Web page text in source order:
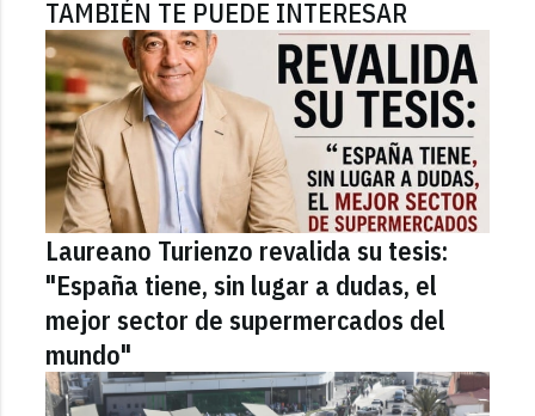
TAMBIÉN TE PUEDE INTERESAR
Laureano Turienzo revalida su tesis:
"España tiene, sin lugar a dudas, el
mejor sector de supermercados del
mundo"